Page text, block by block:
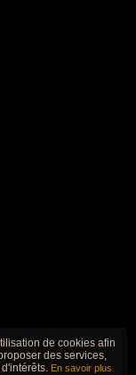
de cookies afin
des services,
En savoir plus